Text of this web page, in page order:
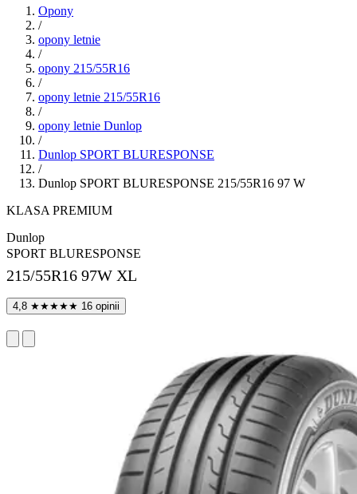
Opony
/
opony letnie
/
opony 215/55R16
/
opony letnie 215/55R16
/
opony letnie Dunlop
/
Dunlop SPORT BLURESPONSE
/
Dunlop SPORT BLURESPONSE 215/55R16 97 W
KLASA PREMIUM
Dunlop
SPORT BLURESPONSE
215/55R16 97W XL
4,8 ★★★★★ 16 opinii